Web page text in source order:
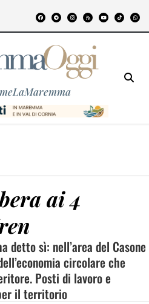
ai 4
detto sì: nell’area del Casone
circolare che
Posti di lavoro e
il territorio